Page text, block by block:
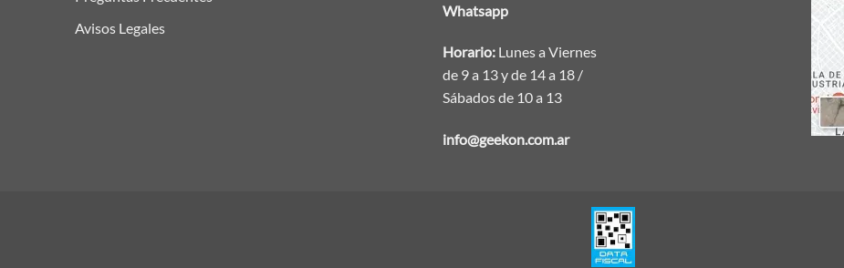
Avisos Legales
Whatsapp
Horario: Lunes a Viernes
de 9 a 13 y de 14 a 18 /
Sábados de 10 a 13
info@geekon.com.ar